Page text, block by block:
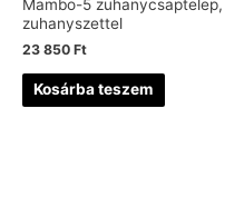
Mambo-5 zuhanycsaptelep,
zuhanyszettel
23 850 Ft
Kosárba teszem